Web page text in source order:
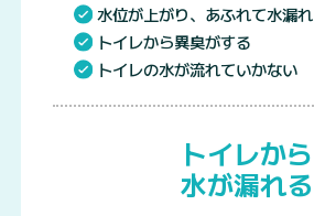
水位が上がり、あふれて水漏れ
トイレから異臭がする
トイレの水が流れていかない
トイレから
水が漏れる